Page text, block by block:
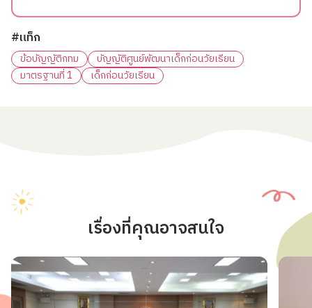
#แท็ก
ข้อบัญญัติกทม
บัญญัติศูนย์พัฒนาเด็กก่อนวัยเรียน
มาตรฐานที่ 1
เด็กก่อนวัยเรียน
เรื่องที่คุณอาจสนใจ